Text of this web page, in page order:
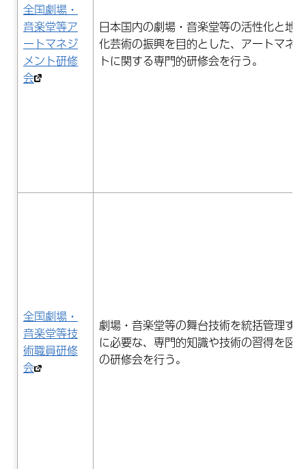
全国劇場・
音楽堂等ア
ートマネジ
メント研修
会
日本国内の劇場・音楽堂等の活性化と地
化芸術の振興を目的とした、アートマネ
トに関する専門的研修会を行う。
全国劇場・
音楽堂等技
術職員研修
会
劇場・音楽堂等の舞台技術を統括管理す
に必要な、専門的知識や技術の習得を図
の研修会を行う。